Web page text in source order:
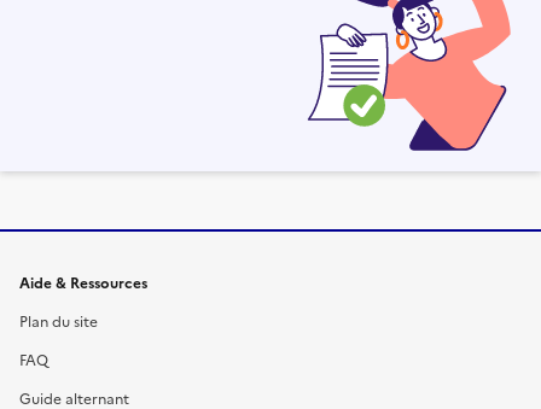
Informations et liens du site
Aide & Ressources
Plan du site
FAQ
Guide alternant